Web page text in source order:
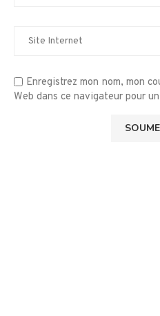
Enregistrez mon nom, mon
Web dans ce navigateur pour